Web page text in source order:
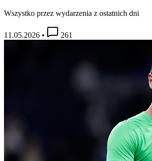
Wszystko przez wydarzenia z ostatnich dni
11.05.2026 • 261